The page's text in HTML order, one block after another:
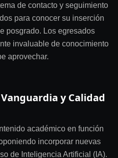
de contacto y seguimiento
para conocer su inserción
posgrado. Los egresados
invaluable de conocimiento
aprovechar.
y Calidad
académico en función
incorporar nuevas
de Inteligencia Artificial (IA).